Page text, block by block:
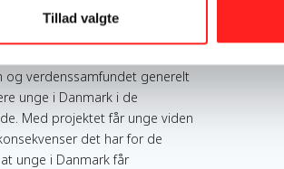
Tillad valgte
og interaktivt
og verdenssamfundet generelt
unge i Danmark i de
Med projektet får unge viden
det har for de
unge i Danmark får